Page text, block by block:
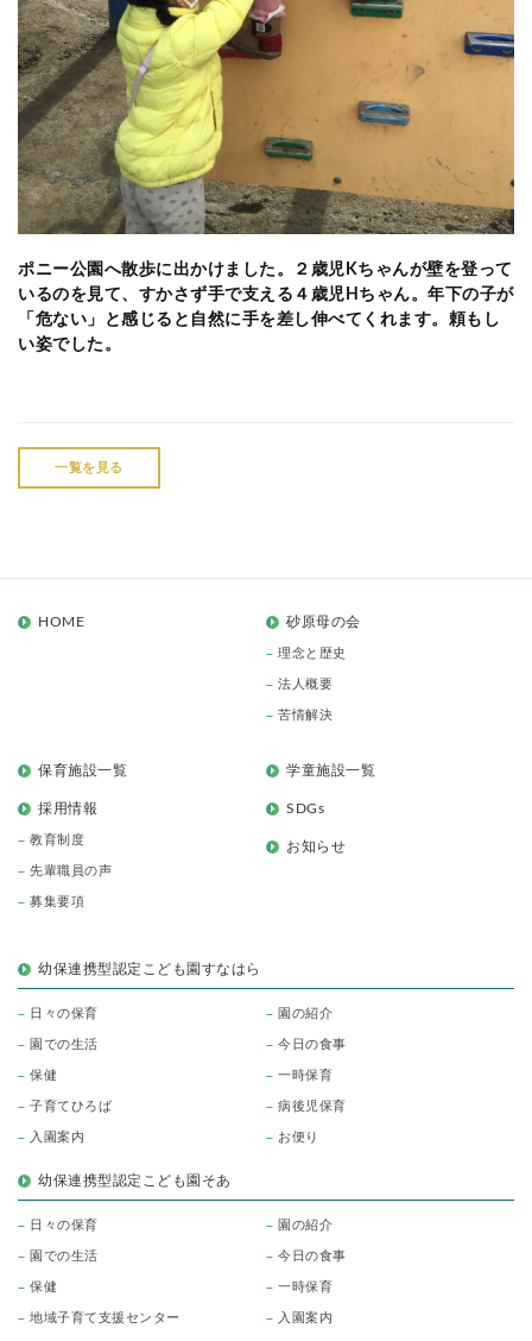
ポニー公園へ散歩に出かけました。２歳児 Kちゃんが壁を登って
いるのを見て、すかさず手で支える４歳児 H ちゃん。年下の子が
「危ない」と感じると自然に手を差し伸べてくれます。頼もし
い姿でした。
一覧を見る
HOME 砂原母の会
理念と歴史
法人概要
苦情解決
保育施設一覧 学童施設一覧
採用情報
教育制度
先輩職員の声
募集要項
SDGs
お知らせ
幼保連携型認定こども園すなはら
日々の保育 園の紹介
園での生活 今日の食事
保健 一時保育
子育てひろば 病後児保育
入園案内 お便り
幼保連携型認定こども園そあ
日々の保育 園の紹介
園での生活 今日の食事
保健 一時保育
地域子育て支援センター 入園案内